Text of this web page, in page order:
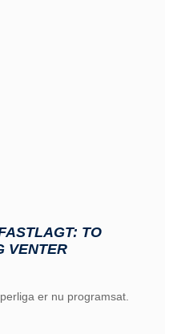
TO
VENTER
er nu programsat.